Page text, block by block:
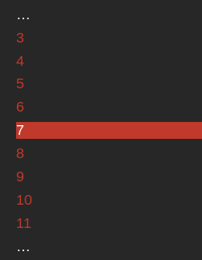
…
3
4
5
6
7
8
9
10
11
…